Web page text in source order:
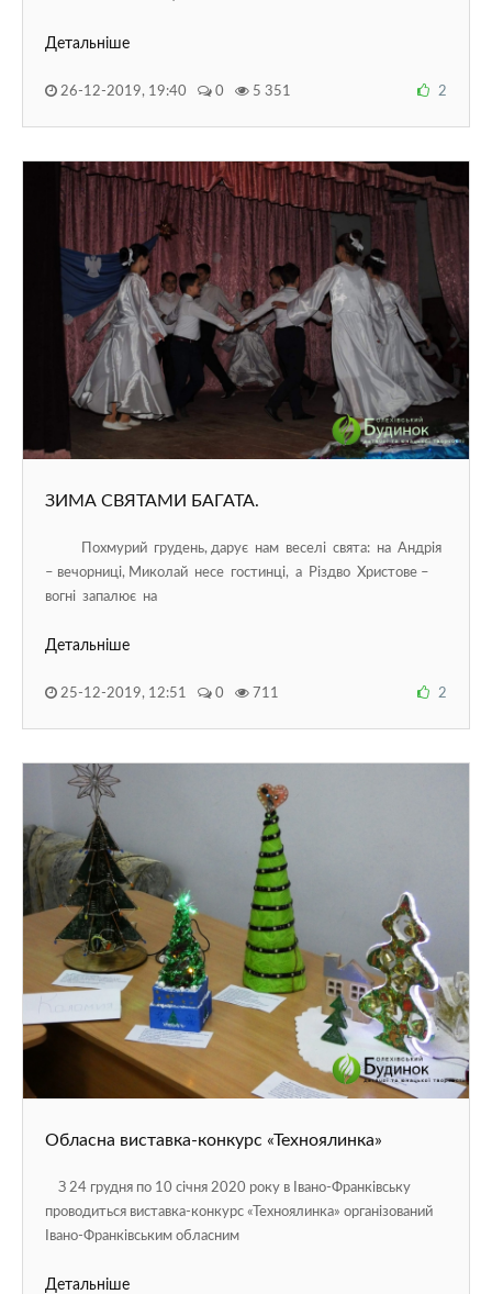
Детальніше
26-12-2019, 19:40 0 5 351 2
ЗИМА СВЯТАМИ БАГАТА.
Похмурий грудень, дарує нам веселі свята: на Андрія
– вечорниці, Миколай несе гостинці, а Різдво Христове –
вогні запалює на
Детальніше
25-12-2019, 12:51 0 711 2
Обласна виставка-конкурс «Техноялинка»
З 24 грудня по 10 січня 2020 року в Івано-Франківську
проводиться виставка-конкурс «Техноялинка» організований
Івано-Франківським обласним
Детальніше